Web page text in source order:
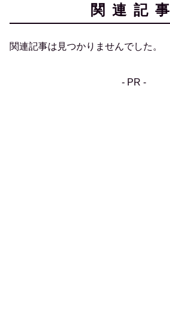
関連記事
関連記事は見つかりませんでした。
- PR -